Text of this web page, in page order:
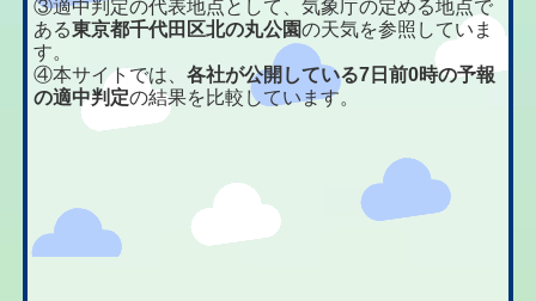
③適中判定の代表地点として、気象庁の定める地点で
ある東京都千代田区北の丸公園の天気を参照していま
す。
④本サイトでは、各社が公開している7日前0時の予報
の適中判定の結果を比較しています。